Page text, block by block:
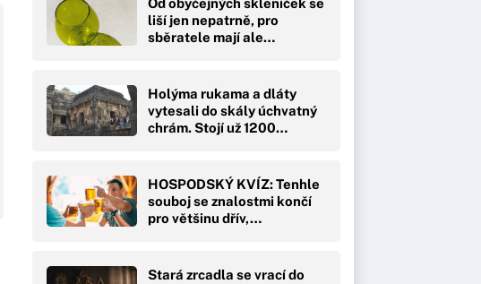
Od obyčejných skleniček se
liší jen nepatrně, pro
sběratele mají ale…
Holýma rukama a dláty
vytesali do skály úchvatný
chrám. Stojí už 1200…
HOSPODSKÝ KVÍZ: Tenhle
souboj se znalostmi končí
pro většinu dřív,…
Stará zrcadla se vrací do